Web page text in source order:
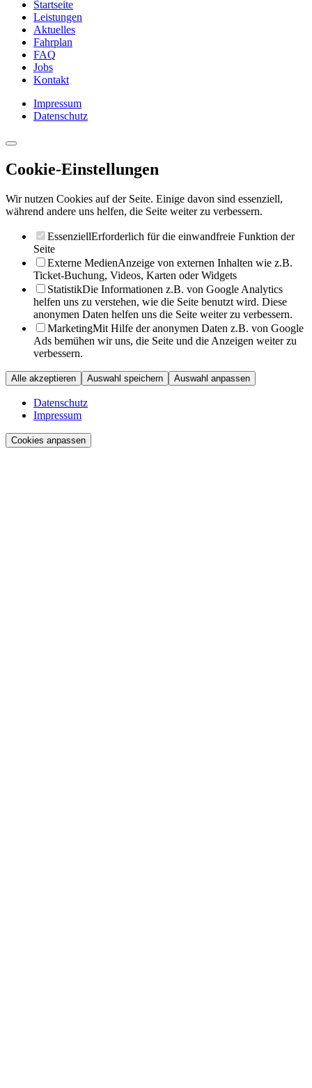
Startseite
Leistungen
Aktuelles
Fahrplan
FAQ
Jobs
Kontakt
Impressum
Datenschutz
Cookie-Einstellungen
Wir nutzen Cookies auf der Seite. Einige davon sind essenziell,
während andere uns helfen, die Seite weiter zu verbessern.
EssenziellErforderlich für die einwandfreie Funktion der
Seite
Externe MedienAnzeige von externen Inhalten wie z.B.
Ticket-Buchung, Videos, Karten oder Widgets
StatistikDie Informationen z.B. von Google Analytics
helfen uns zu verstehen, wie die Seite benutzt wird. Diese
anonymen Daten helfen uns die Seite weiter zu verbessern.
MarketingMit Hilfe der anonymen Daten z.B. von Google
Ads bemühen wir uns, die Seite und die Anzeigen weiter zu
verbessern.
Alle akzeptieren Auswahl speichern Auswahl anpassen
Datenschutz
Impressum
Cookies anpassen